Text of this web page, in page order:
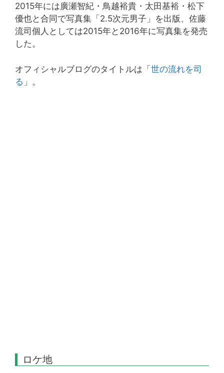
2015年には廣瀬智紀・鳥越裕貴・太田基裕・松下
優也と合同で写真集「2.5次元男子」を出版、佐藤
流司個人としては2015年と2016年に写真集を発売
した。
オフィシャルブログのタイトルは「世の流れを司
る 」。
ロケ地